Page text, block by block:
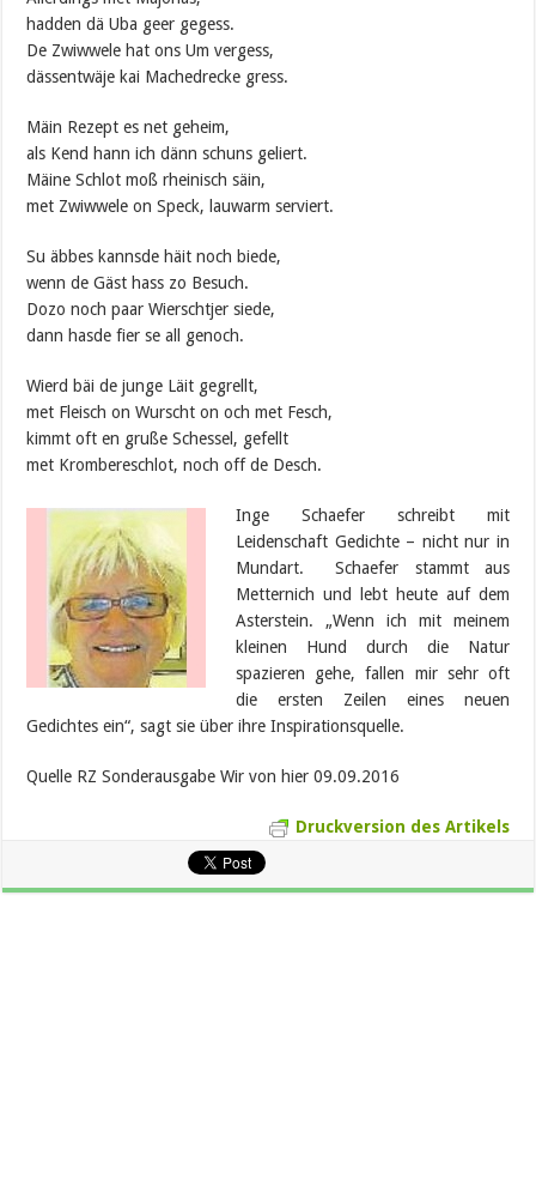
hadden dä Uba geer gegess.
De Zwiwwele hat ons Um vergess,
dässentwäje kai Machedrecke gress.
Mäin Rezept es net geheim,
als Kend hann ich dänn schuns geliert.
Mäine Schlot moß rheinisch säin,
met Zwiwwele on Speck, lauwarm serviert.
Su äbbes kannsde häit noch biede,
wenn de Gäst hass zo Besuch.
Dozo noch paar Wierschtjer siede,
dann hasde fier se all genoch.
Wierd bäi de junge Läit gegrellt,
met Fleisch on Wurscht on och met Fesch,
kimmt oft en gruße Schessel, gefellt
met Krombereschlot, noch off de Desch.
Inge Schaefer schreibt mit
Leidenschaft Gedichte – nicht nur in
Mundart. Schaefer stammt aus
Metternich und lebt heute auf dem
Asterstein. „Wenn ich mit meinem
kleinen Hund durch die Natur
spazieren gehe, fallen mir sehr oft
die ersten Zeilen eines neuen
Gedichtes ein“, sagt sie über ihre Inspirationsquelle.
Quelle RZ Sonderausgabe Wir von hier 09.09.2016
Druckversion des Artikels